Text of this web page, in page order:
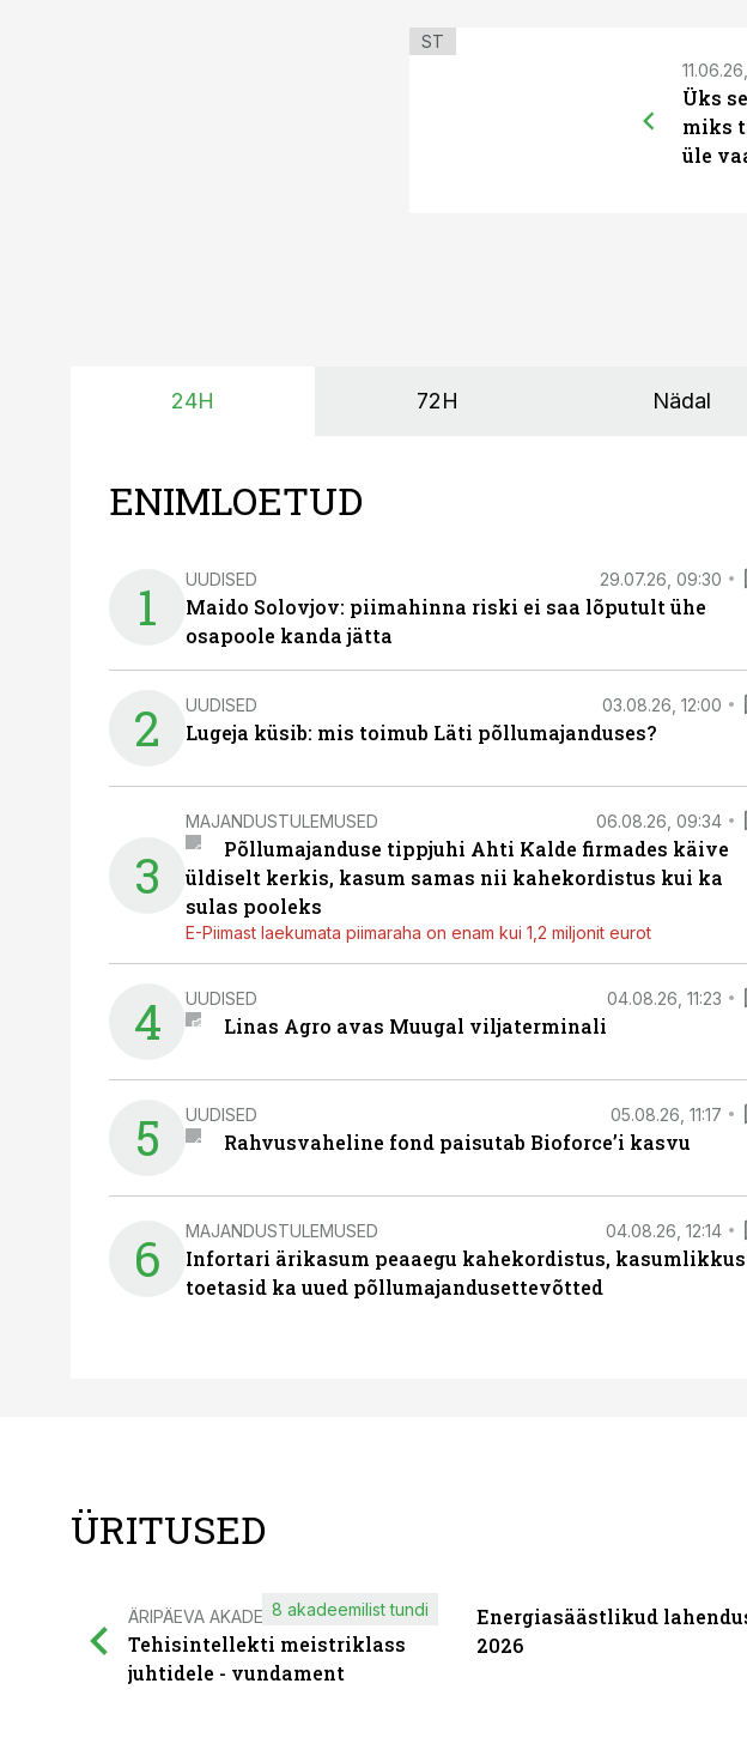
ST
Üks
miks
üle
24H 72H Nädal
ENIMLOETUD
1 UUDISED 29.07.26, 09:30
Maido Solovjov: piimahinna riski ei saa lõputult ühe
osapoole kanda jätta
2 UUDISED 03.08.26, 12:00
Lugeja küsib: mis toimub Läti põllumajanduses?
3
MAJANDUSTULEMUSED 06.08.26, 09:34
Põllumajanduse tippjuhi Ahti Kalde firmades käive
üldiselt kerkis, kasum samas nii kahekordistus kui ka
sulas pooleks
E-Piimast laekumata piimaraha on enam kui 1,2 miljonit eurot
4 UUDISED 04.08.26, 11:23
Linas Agro avas Muugal viljaterminali
5 UUDISED 05.08.26, 11:17
Rahvusvaheline fond paisutab Bioforce’i kasvu
6 MAJANDUSTULEMUSED 04.08.26, 12:14
Infortari ärikasum peaaegu kahekordistus,
toetasid ka uued põllumajandusettevõtted
ÜRITUSED
ÄRIPÄEVA AKADEEMIA
Tehisintellekti meistriklass
juhtidele - vundament
8 akadeemilist tundi
Energiasäästlikud
2026